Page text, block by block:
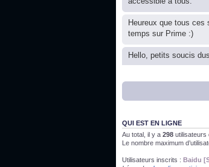
Heureux que tous ces
temps sur Prime :)
Hello, petits soucis
Bon, 2020, ça n'a
J'ai l'impression que
QUI EST EN LIGNE
Au total, il y a 298 utilisateurs
Le nombre maximum
Utilisateurs inscrits : Baidu